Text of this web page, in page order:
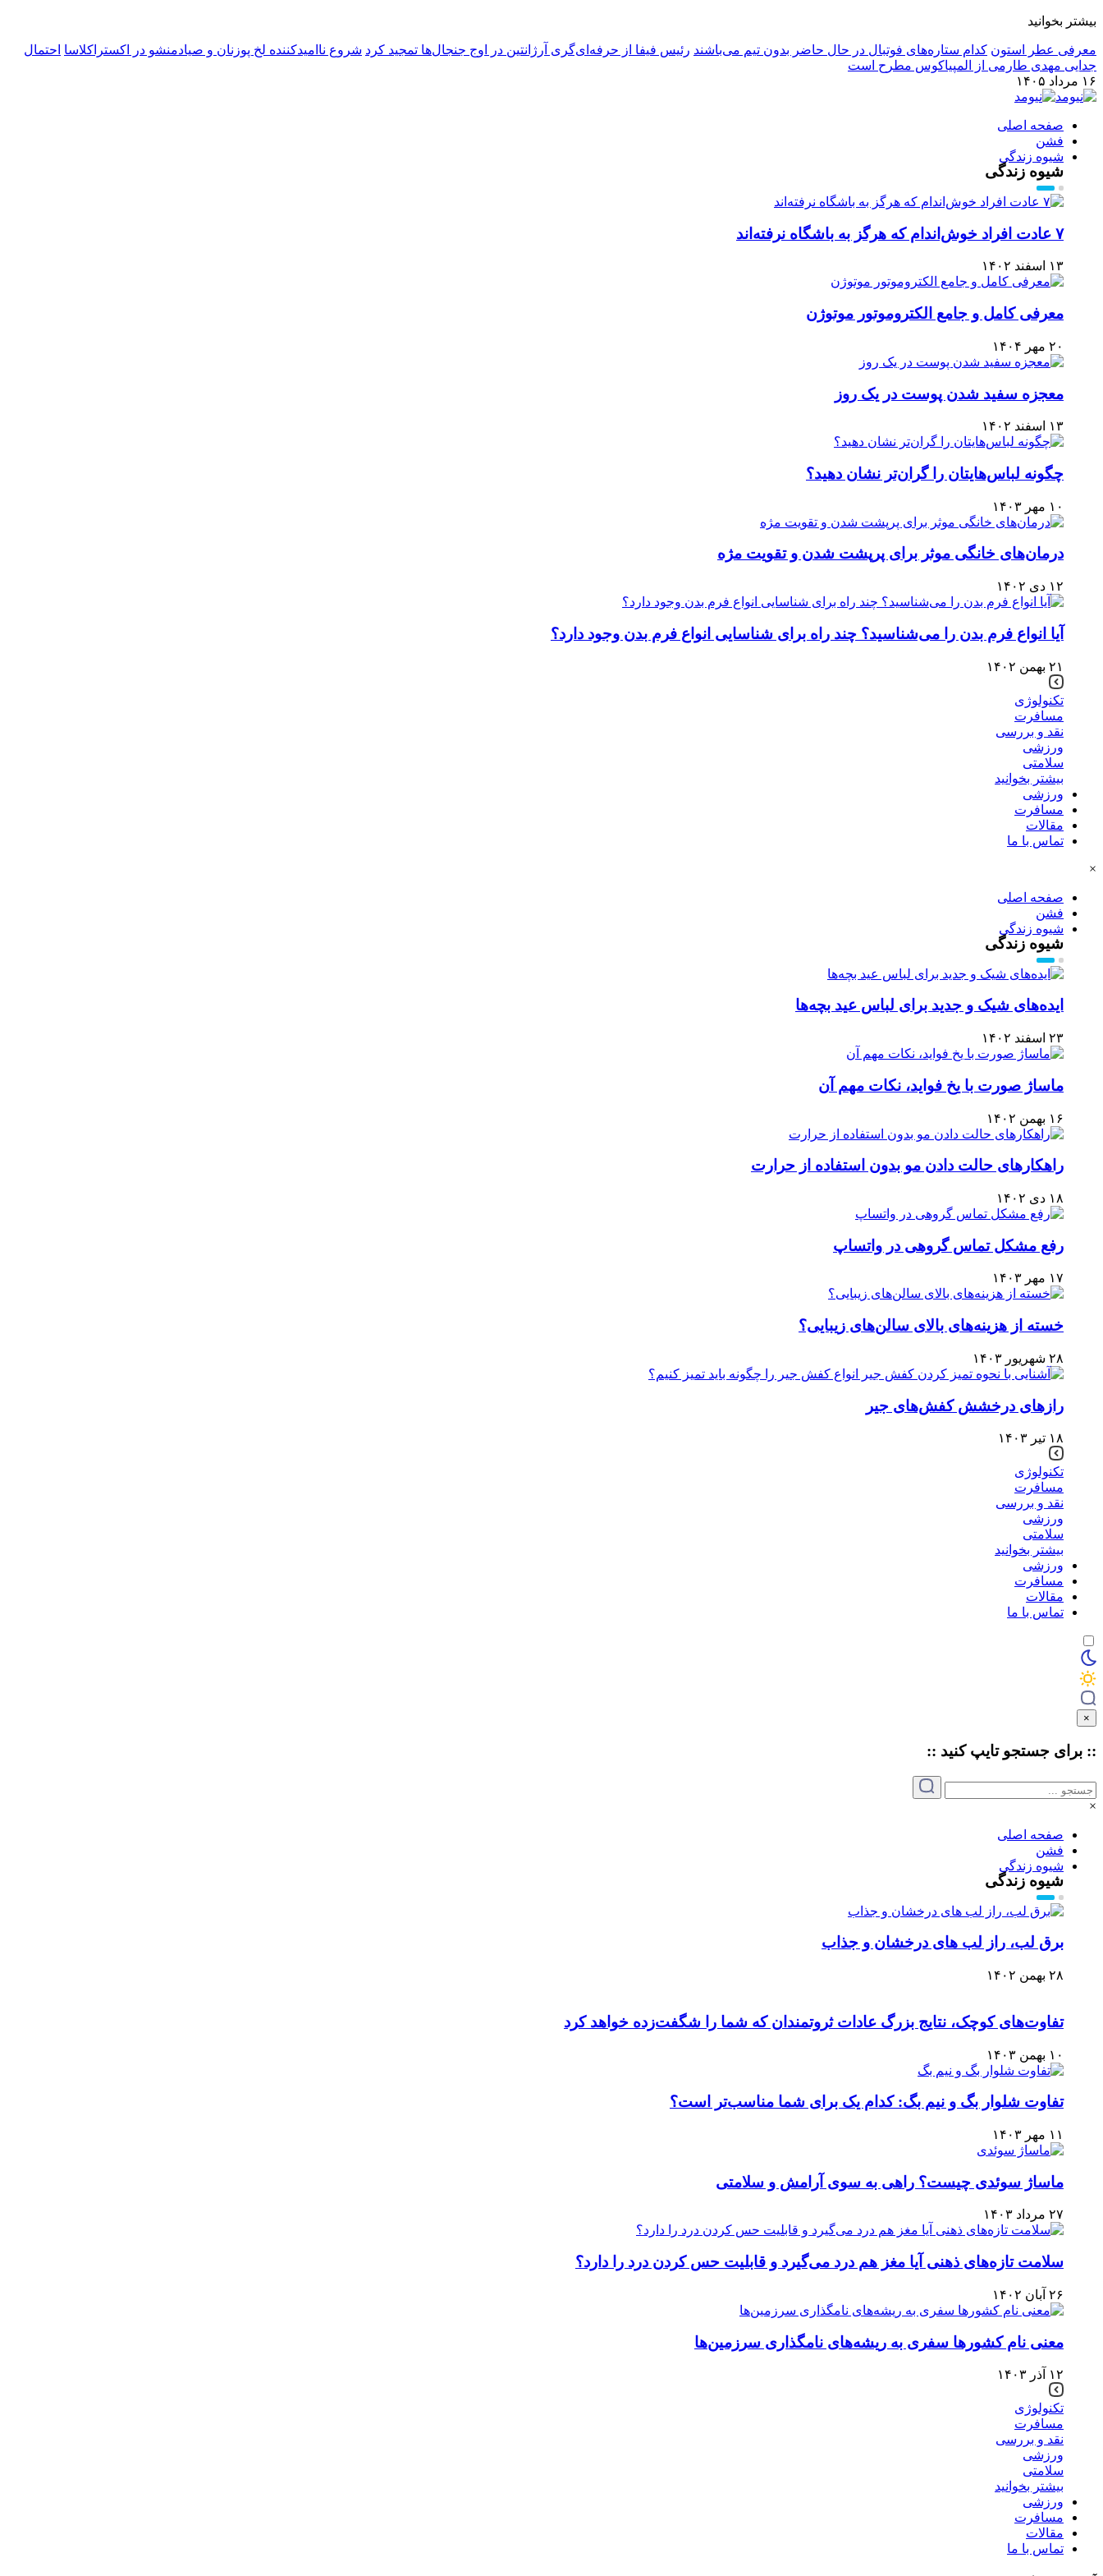
بیشتر بخوانید
معرفی عطر استون کدام ستاره‌های فوتبال در حال حاضر بدون تیم می‌باشند رئیس فیفا از حرفه‌ای‌گری آرژانتین در اوج جنجال‌ها تمجید کرد شروع ناامیدکننده لخ پوزنان و صیادمنشو در اکستراکلاسا احتمال
جدایی مهدی طارمی از المپیاکوس مطرح است
۱۶ مرداد ۱۴۰۵
صفحه اصلی
فشن
شیوه زندگی
شیوه زندگی
۷ عادت افراد خوش‌اندام که هرگز به باشگاه نرفته‌اند
۱۳ اسفند ۱۴۰۲
معرفی کامل و جامع الکتروموتور موتوژن
۲۰ مهر ۱۴۰۴
معجزه سفید شدن پوست در یک روز
۱۳ اسفند ۱۴۰۲
چگونه لباس‌هایتان را گران‌تر نشان دهید؟
۱۰ مهر ۱۴۰۳
درمان‌های خانگی موثر برای پرپشت شدن و تقویت مژه
۱۲ دی ۱۴۰۲
آیا انواع فرم بدن را می‌شناسید؟ چند راه برای شناسایی انواع فرم بدن وجود دارد؟
۲۱ بهمن ۱۴۰۲
تکنولوژی
مسافرت
نقد و بررسی
ورزشی
سلامتی
بیشتر بخوانید
ورزشی
مسافرت
مقالات
تماس با ما
×
صفحه اصلی
فشن
شیوه زندگی
شیوه زندگی
ایده‌های شیک و جدید برای لباس عید بچه‌ها
۲۳ اسفند ۱۴۰۲
ماساژ صورت با یخ فواید، نکات مهم آن
۱۶ بهمن ۱۴۰۲
راهکارهای حالت دادن مو بدون استفاده از حرارت
۱۸ دی ۱۴۰۲
رفع مشکل تماس گروهی در واتساپ
۱۷ مهر ۱۴۰۳
خسته از هزینه‌های بالای سالن‌های زیبایی؟
۲۸ شهریور ۱۴۰۳
رازهای درخشش کفش‌های جیر
۱۸ تیر ۱۴۰۳
تکنولوژی
مسافرت
نقد و بررسی
ورزشی
سلامتی
بیشتر بخوانید
ورزشی
مسافرت
مقالات
تماس با ما
×
:: برای جستجو تایپکنید ::
×
صفحه اصلی
فشن
شیوه زندگی
شیوه زندگی
برق لب، راز لب های درخشان و جذاب
۲۸ بهمن ۱۴۰۲
تفاوت‌های کوچک، نتایج بزرگ عادات ثروتمندان که شما را شگفت‌زده خواهد کرد
۱۰ بهمن ۱۴۰۳
تفاوت شلوار بگ و نیم بگ: کدام یک برای شما مناسب‌تر است؟
۱۱ مهر ۱۴۰۳
ماساژ سوئدی چیست؟ راهی به سوی آرامش و سلامتی
۲۷ مرداد ۱۴۰۳
سلامت تازه‌های ذهنی آیا مغز هم درد می‌گیرد و قابلیت حس کردن درد را دارد؟
۲۶ آبان ۱۴۰۲
معنی نام کشورها سفری به ریشه‌های نامگذاری سرزمین‌ها
۱۲ آذر ۱۴۰۳
تکنولوژی
مسافرت
نقد و بررسی
ورزشی
سلامتی
بیشتر بخوانید
ورزشی
مسافرت
مقالات
تماس با ما